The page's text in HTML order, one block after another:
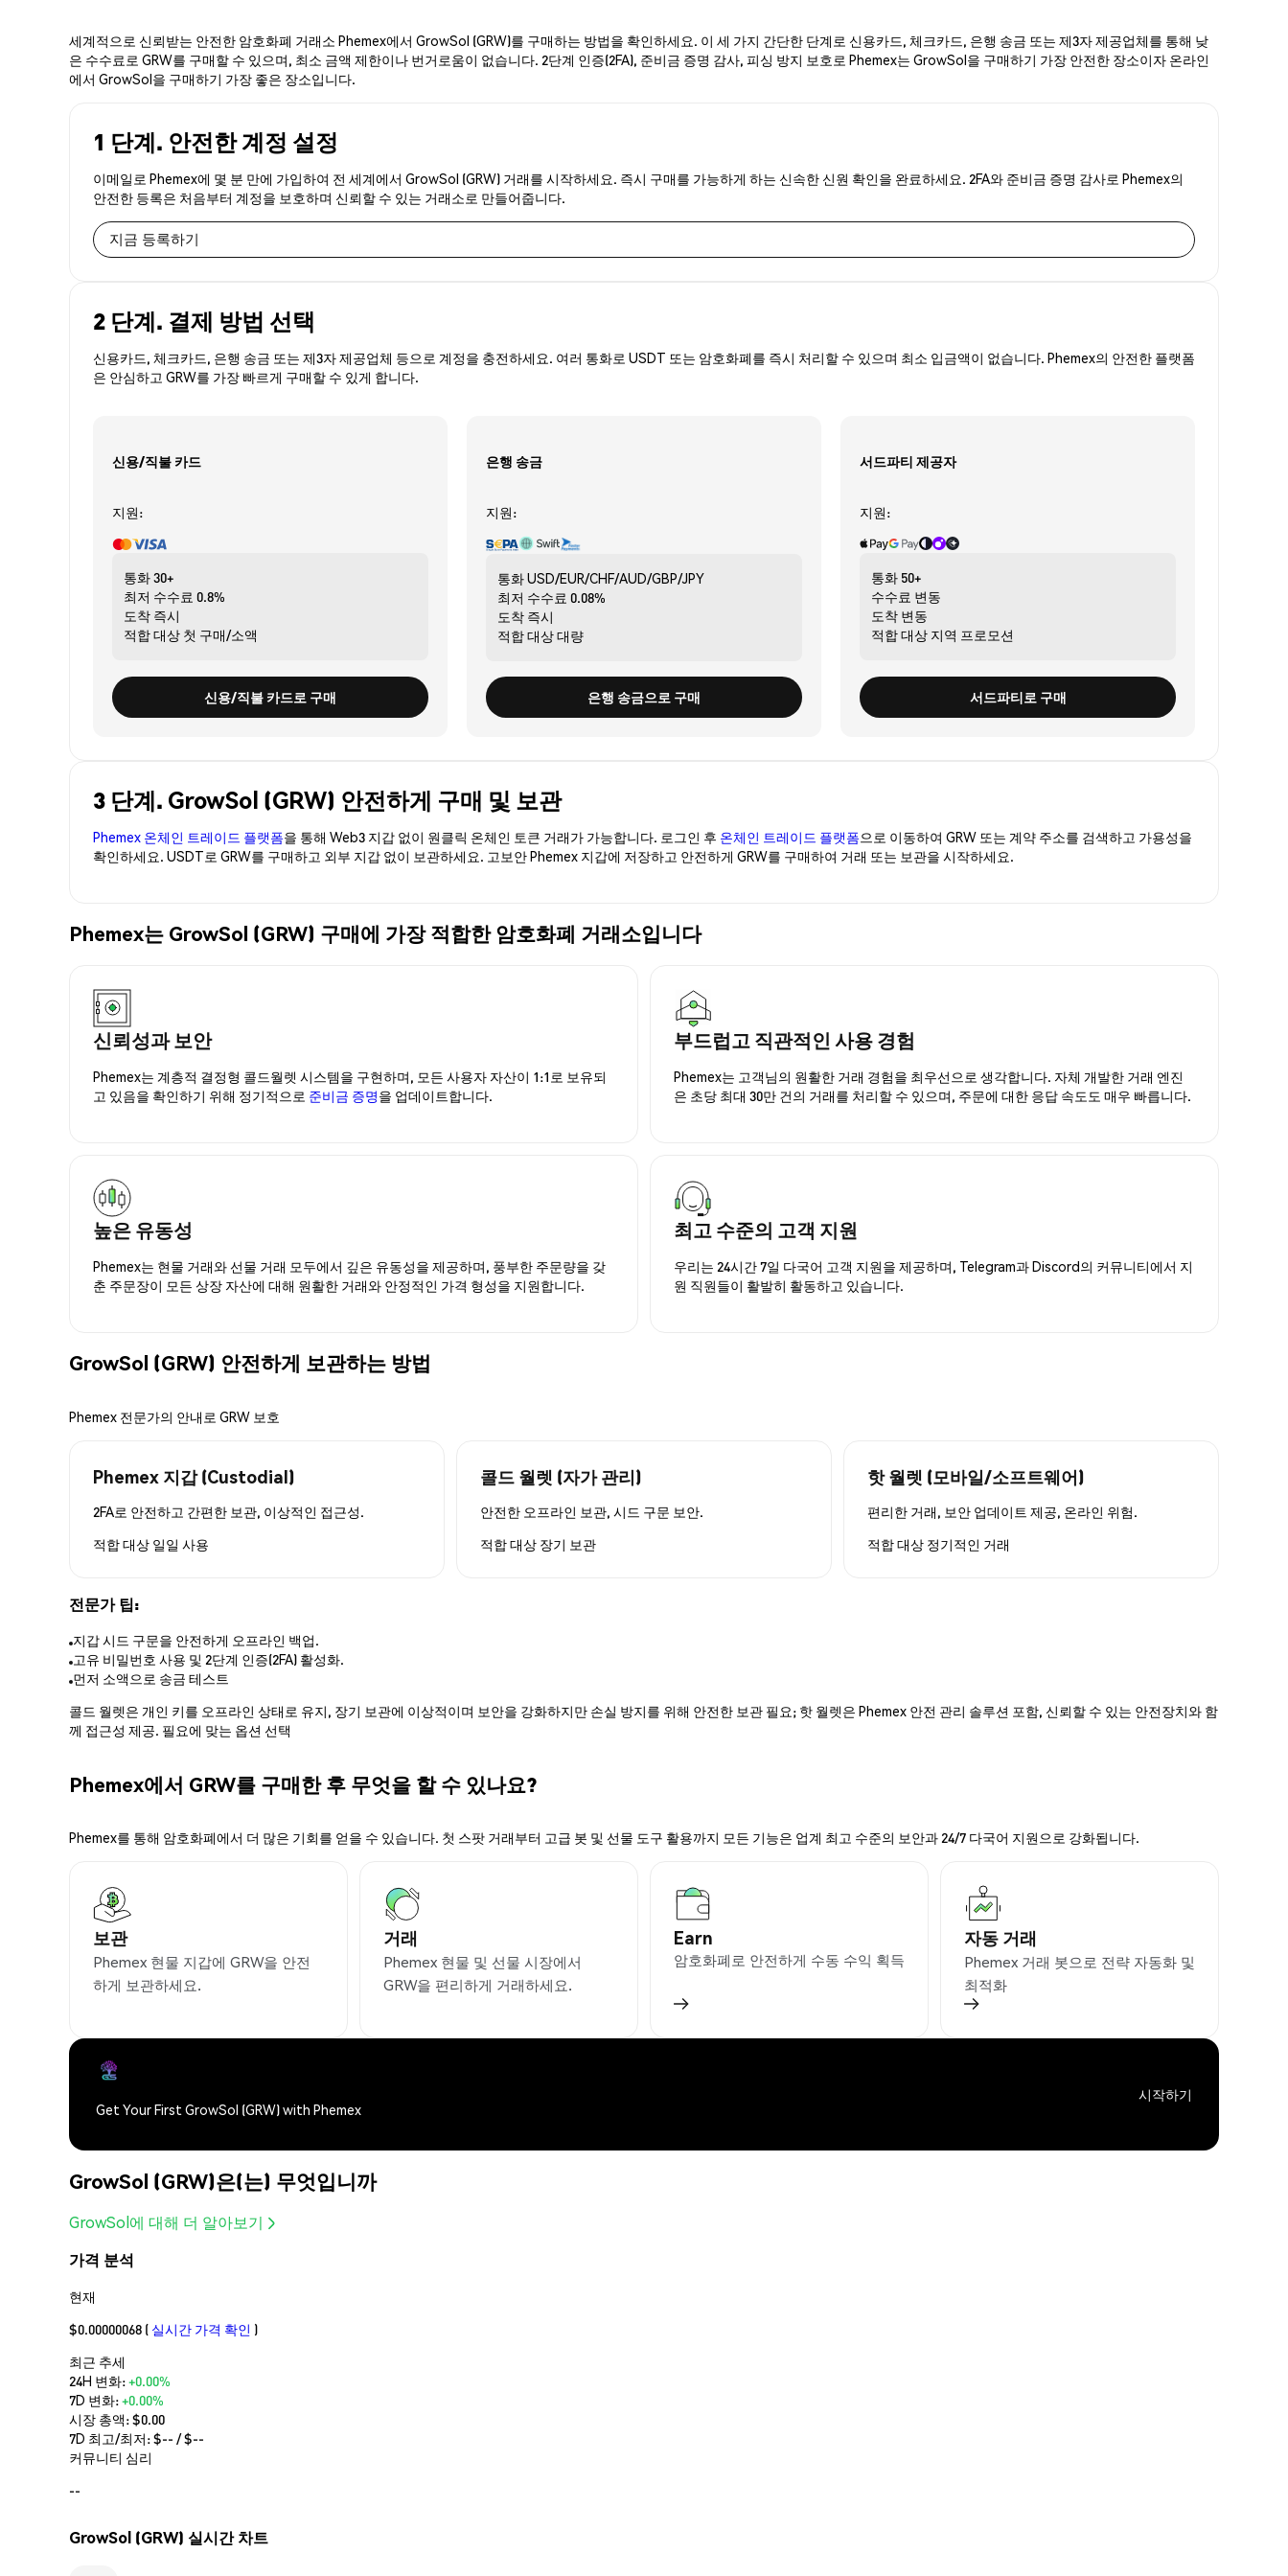
세계적으로 신뢰받는 안전한 암호화폐 거래소 Phemex에서 GrowSol (GRW)를 구매하는 방법을 확인하세요. 이 세 가지 간단한 단계로 신용카드, 체크카드, 은행 송금 또는 제3자 제공업체를 통해 낮
은 수수료로 GRW를 구매할 수 있으며, 최소 금액 제한이나 번거로움이 없습니다. 2단계 인증(2FA), 준비금 증명 감사, 피싱 방지 보호로 Phemex는 GrowSol을 구매하기 가장 안전한 장소이자 온라인
에서 GrowSol을 구매하기 가장 좋은 장소입니다.
1 단계. 안전한 계정 설정
이메일로 Phemex에 몇 분 만에 가입하여 전 세계에서 GrowSol (GRW) 거래를 시작하세요. 즉시 구매를 가능하게 하는 신속한 신원 확인을 완료하세요. 2FA와 준비금 증명 감사로 Phemex의
안전한 등록은 처음부터 계정을 보호하며 신뢰할 수 있는 거래소로 만들어줍니다.
지금 등록하기
2 단계. 결제 방법 선택
신용카드, 체크카드, 은행 송금 또는 제3자 제공업체 등으로 계정을 충전하세요. 여러 통화로 USDT 또는 암호화폐를 즉시 처리할 수 있으며 최소 입금액이 없습니다. Phemex의 안전한 플랫폼
은 안심하고 GRW를 가장 빠르게 구매할 수 있게 합니다.
신용/직불 카드
지원:
통화30+
최저 수수료 0.8%
도착 즉시
적합 대상 첫 구매/소액
신용/직불 카드로 구매
은행 송금
지원:
통화USD/EUR/CHF/AUD/GBP/JPY
최저 수수료 0.08%
도착 즉시
적합 대상대량
은행 송금으로 구매
서드파티 제공자
지원:
통화 50+
수수료 변동
도착 변동
적합 대상 지역 프로모션
서드파티로 구매
3 단계. GrowSol (GRW) 안전하게 구매 및 보관
Phemex 온체인 트레이드 플랫폼을 통해 Web3 지갑 없이 원클릭 온체인 토큰 거래가 가능합니다. 로그인 후 온체인 트레이드 플랫폼으로 이동하여 GRW 또는 계약 주소를 검색하고 가용성을
확인하세요. USDT로 GRW를 구매하고 외부 지갑 없이 보관하세요. 고보안 Phemex 지갑에 저장하고 안전하게 GRW를 구매하여 거래 또는 보관을 시작하세요.
Phemex는 GrowSol (GRW) 구매에 가장 적합한 암호화폐 거래소입니다
신뢰성과 보안
Phemex는 계층적 결정형 콜드월렛 시스템을 구현하며, 모든 사용자 자산이 1:1로 보유되
고 있음을 확인하기 위해 정기적으로 준비금 증명을 업데이트합니다.
부드럽고 직관적인 사용 경험
Phemex는 고객님의 원활한 거래 경험을 최우선으로 생각합니다. 자체 개발한 거래 엔진
은 초당 최대 30만 건의 거래를 처리할 수 있으며, 주문에 대한 응답 속도도 매우 빠릅니다.
높은 유동성
Phemex는 현물 거래와 선물 거래 모두에서 깊은 유동성을 제공하며, 풍부한 주문량을 갖
춘 주문장이 모든 상장 자산에 대해 원활한 거래와 안정적인 가격 형성을 지원합니다.
최고 수준의 고객 지원
우리는 24시간 7일 다국어 고객 지원을 제공하며, Telegram과 Discord의 커뮤니티에서 지
원 직원들이 활발히 활동하고 있습니다.
GrowSol (GRW) 안전하게 보관하는 방법
Phemex 전문가의 안내로 GRW 보호
Phemex 지갑 (Custodial)
2FA로 안전하고 간편한 보관, 이상적인 접근성.
적합 대상 일일 사용
콜드 월렛 (자가 관리)
안전한 오프라인 보관, 시드 구문 보안.
적합 대상 장기 보관
핫 월렛 (모바일/소프트웨어)
편리한 거래, 보안 업데이트 제공, 온라인 위험.
적합 대상 정기적인 거래
전문가 팁:
지갑 시드 구문을 안전하게 오프라인 백업.
고유 비밀번호 사용 및 2단계 인증(2FA) 활성화.
먼저 소액으로 송금 테스트
콜드 월렛은 개인 키를 오프라인 상태로 유지, 장기 보관에 이상적이며 보안을 강화하지만 손실 방지를 위해 안전한 보관 필요; 핫 월렛은 Phemex 안전 관리 솔루션 포함, 신뢰할 수 있는 안전장치와 함
께 접근성 제공. 필요에 맞는 옵션 선택
Phemex에서 GRW를 구매한 후 무엇을 할 수 있나요?
Phemex를 통해 암호화폐에서 더 많은 기회를 얻을 수 있습니다. 첫 스팟 거래부터 고급 봇 및 선물 도구 활용까지 모든 기능은 업계 최고 수준의 보안과 24/7 다국어 지원으로 강화됩니다.
보관
Phemex 현물 지갑에 GRW을 안전
하게 보관하세요.
거래
Phemex 현물 및 선물 시장에서
GRW을 편리하게 거래하세요.
Earn
암호화폐로 안전하게 수동 수익 획득
자동 거래
Phemex 거래 봇으로 전략 자동화 및
최적화
Get Your First GrowSol (GRW) with Phemex
시작하기
GrowSol (GRW)은(는) 무엇입니까
GrowSol에 대해 더 알아보기
가격 분석
현재
$0.00000068 ( 실시간 가격 확인 )
최근 추세
24H 변화:+0.00%
7D 변화:+0.00%
시장 총액:$0.00
7D 최고/최저: $-- / $--
커뮤니티 심리
--
GrowSol (GRW) 실시간 차트